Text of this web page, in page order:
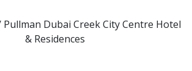
Pullman Dubai Creek City Centre Hotel
& Residences